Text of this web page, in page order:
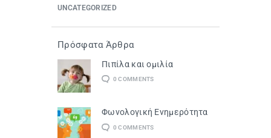
UNCATEGORIZED
Πρόσφατα Άρθρα
Πιπίλα και ομιλία
0 COMMENTS
Φωνολογική Ενημερότητα
0 COMMENTS